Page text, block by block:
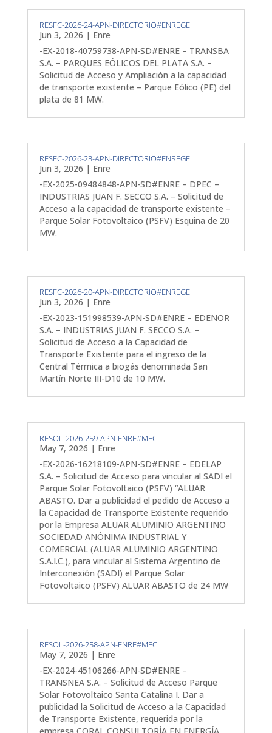
RESFC-2026-24-APN-DIRECTORIO#ENREGE
Jun 3, 2026 | Enre
-EX-2018-40759738-APN-SD#ENRE – TRANSBA
S.A. – PARQUES EÓLICOS DEL PLATA S.A. –
Solicitud de Acceso y Ampliación a la capacidad
de transporte existente – Parque Eólico (PE) del
plata de 81 MW.
RESFC-2026-23-APN-DIRECTORIO#ENREGE
Jun 3, 2026 | Enre
-EX-2025-09484848-APN-SD#ENRE – DPEC –
INDUSTRIAS JUAN F. SECCO S.A. – Solicitud de
Acceso a la capacidad de transporte existente –
Parque Solar Fotovoltaico (PSFV) Esquina de 20
MW.
RESFC-2026-20-APN-DIRECTORIO#ENREGE
Jun 3, 2026 | Enre
-EX-2023-151998539-APN-SD#ENRE – EDENOR
S.A. – INDUSTRIAS JUAN F. SECCO S.A. –
Solicitud de Acceso a la Capacidad de
Transporte Existente para el ingreso de la
Central Térmica a biogás denominada San
Martín Norte III-D10 de 10 MW.
RESOL-2026-259-APN-ENRE#MEC
May 7, 2026 | Enre
-EX-2026-16218109-APN-SD#ENRE – EDELAP
S.A. – Solicitud de Acceso para vincular al SADI el
Parque Solar Fotovoltaico (PSFV) “ALUAR
ABASTO. Dar a publicidad el pedido de Acceso a
la Capacidad de Transporte Existente requerido
por la Empresa ALUAR ALUMINIO ARGENTINO
SOCIEDAD ANÓNIMA INDUSTRIAL Y
COMERCIAL (ALUAR ALUMINIO ARGENTINO
S.A.I.C.), para vincular al Sistema Argentino de
Interconexión (SADI) el Parque Solar
Fotovoltaico (PSFV) ALUAR ABASTO de 24 MW
RESOL-2026-258-APN-ENRE#MEC
May 7, 2026 | Enre
-EX-2024-45106266-APN-SD#ENRE –
TRANSNEA S.A. – Solicitud de Acceso Parque
Solar Fotovoltaico Santa Catalina I. Dar a
publicidad la Solicitud de Acceso a la Capacidad
de Transporte Existente, requerida por la